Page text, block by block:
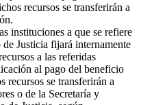
recursos se transferirán a
instituciones a que se refiere
Justicia fijará internamente
a las referidas
al pago del beneficio
recursos se transferirán a
o de la Secretaría y